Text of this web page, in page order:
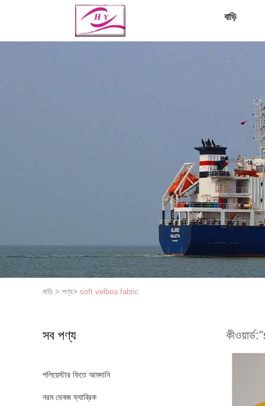
বাড়ি
বাড়ি > পণ্য> soft velboa fabric
সব পণ্য
পলিয়েস্টার ফিতে আমদানি
নরম ভেষজ ফ্যাব্রিক
কীওয়ার্ড: